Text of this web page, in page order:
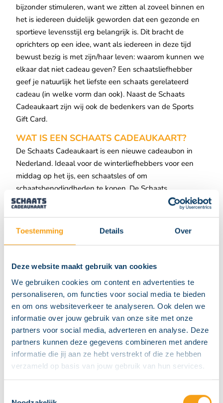
Toestemming Details Over
Deze website maakt gebruik van cookies
We gebruiken cookies om content en advertenties te
personaliseren, om functies voor social media te bieden
en om ons websiteverkeer te analyseren. Ook delen we
informatie over jouw gebruik van onze site met onze
partners voor social media, adverteren en analyse. Deze
partners kunnen deze gegevens combineren met andere
informatie die jij aan ze hebt verstrekt of die ze hebben
verzameld op basis van jouw gebruik van hun services.
bijzonder stimuleren, want we zitten al zoveel binnen en
het is iedereen duidelijk geworden dat een gezonde en
sportieve levensstijl erg belangrijk is. Dit bracht de
oprichters op een idee, want als iedereen in deze tijd
bewust bezig is met zijn/haar leven: waarom kunnen we
elkaar dat niet cadeau geven? Een schaatsliefhebber
geef je natuurlijk het liefste een schaats gerelateerd
cadeau (in welke vorm dan ook). Naast de Schaats
Cadeaukaart zijn wij ook de bedenkers van de Sports
Gift Card.
WAT IS EEN SCHAATS CADEAUKAART?
De Schaats Cadeaukaart is een nieuwe cadeaubon in
Nederland. Ideaal voor de winterliefhebbers voor een
middag op het ijs, een schaatsles of om
schaatsbenodigdheden te kopen. De Schaats
Cadeaukaart kun je inleveren bij 19 schaatsbanen in
WAAR KAN IK EEN SCHAATS
CADEAUKAART KOPEN?
ijsbanen en online viaonze webshop, Cadeaubon.nl en
Primera.nl.
WAAR KAN IK DE SCHAATS CADEAUKAART
INLEVEREN?
De cadeaukaart is te besteden bij alle deelnemende
ijsbanen en Duo Sports. Afhankelijk van de locatie kan er
zowel overdekt als buiten op de lange baan geschaatst
worden. Je bent verzekerd van eindeloos schaatsplezier
voor zowel jong als oud! Bekijk voor alle deelnemers